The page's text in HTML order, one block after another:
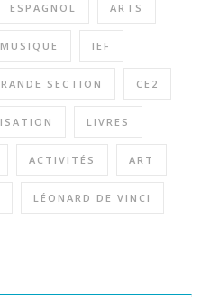
ESPAGNOL ARTS
MUSIQUE IEF
SECTION CE2
LIVRES
ACTIVITÉS ART
LÉONARD DE VINCI